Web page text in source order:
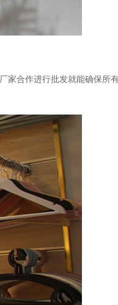
家合作进行批发就能确保所